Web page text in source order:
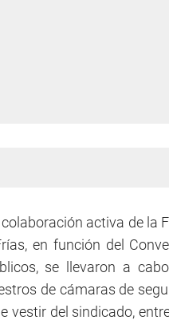
activa de la
en función del
se llevaron a
de cámaras de
vestir del sindicado,